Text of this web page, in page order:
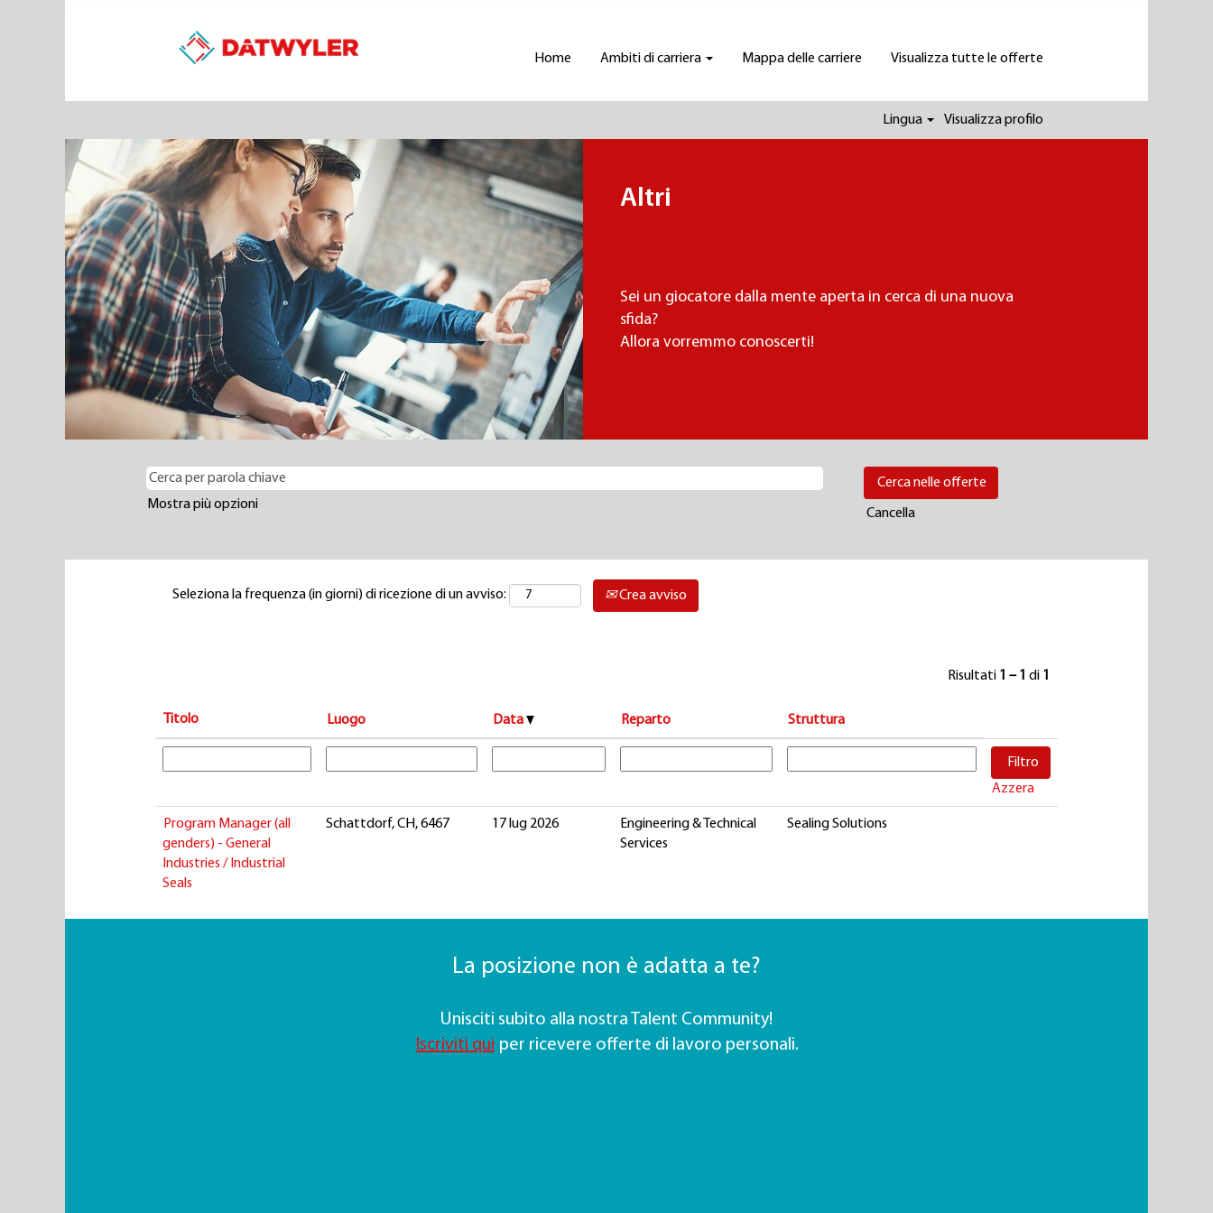
Home Ambiti di carriera Mappa delle carriere Visualizza tutte le offerte
Lingua Visualizza profilo
Altri
Altri
Sei un giocatore dalla mente aperta in cerca di una nuova
sfida?
Allora vorremmo conoscerti!
Mostra più opzioni
Cancella
Seleziona la frequenza (in giorni) di ricezione di un avviso: Crea avviso
Risultati 1 – 1 di 1
Titolo Luogo Data Reparto Struttura
Azzera
Program Manager (all
genders) - General
Industries / Industrial
Seals
Schattdorf, CH, 6467 17 lug 2026
Engineering & Technical
Services
Sealing Solutions
La posizione non è adatta a te?
Unisciti subito alla nostra Talent Community!
Iscriviti qui per ricevere offerte di lavoro personali.